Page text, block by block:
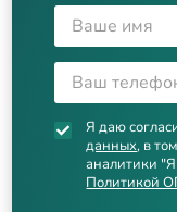
Я даю
данных, в
аналитики
Политикой